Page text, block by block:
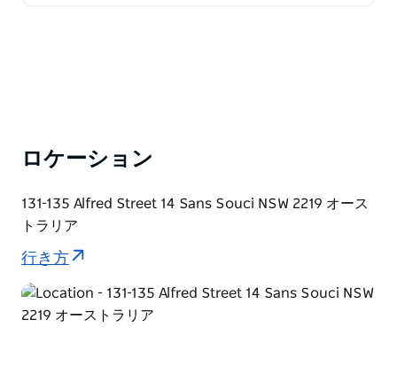
ロケーション
131-135 Alfred Street 14 Sans Souci NSW 2219 オース
トラリア
行き方